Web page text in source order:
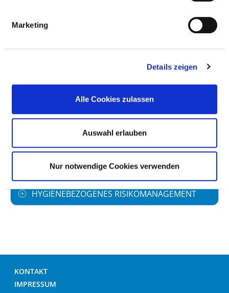
Marketing
Details zeigen
Alle Cookies zulassen
Auswahl erlauben
Nur notwendige Cookies verwenden
MASSNAHMEN
UMGANG MIT WUNDEN
HÄNDEDESINFEKTION
UMGANG MIT MRE /MRSA
HYGIENEBEZOGENES RISIKOMANAGEMENT
KONTAKT
IMPRESSUM